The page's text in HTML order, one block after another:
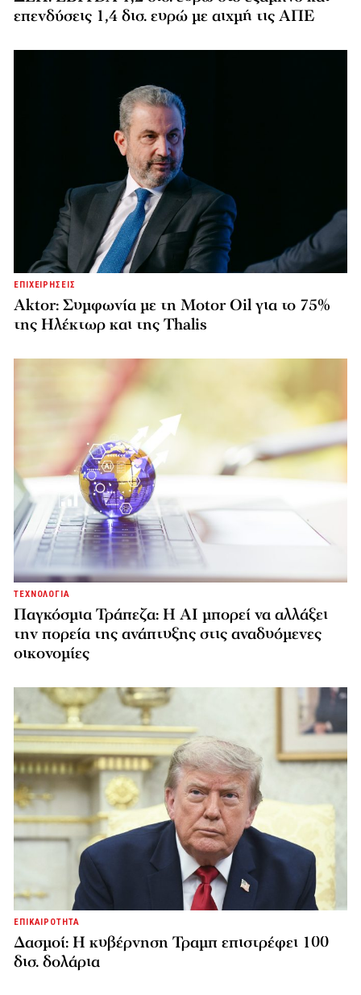
επενδύσεις 1,4 δισ. ευρώ με αιχμή τις ΑΠΕ
ΕΠΙΧΕΙΡΗΣΕΙΣ
Aktor: Συμφωνία με τη Motor Oil για το 75%
της Ηλέκτωρ και της Thalis
ΤΕΧΝΟΛΟΓΙΑ
Παγκόσμια Τράπεζα: Η AI μπορεί να αλλάξει
την πορεία της ανάπτυξης στις αναδυόμενες
οικονομίες
ΕΠΙΚΑΙΡΟΤΗΤΑ
Δασμοί: Η κυβέρνηση Τραμπ επιστρέφει 100
δισ. δολάρια